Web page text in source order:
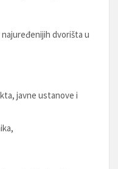
dvorišta u
javne ustanove i